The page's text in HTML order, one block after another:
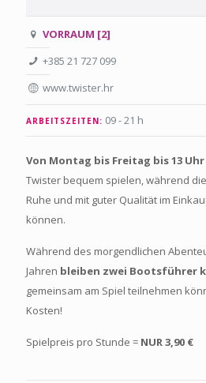
VORRAUM [2]
+385 21 727 099
www.twister.hr
ARBEITSZEITEN: 09 - 21 h
Von Montag bis Freitag bis 13 Uhr
Twister bequem spielen, während
Ruhe und mit guter Qualität im
können.
Während des morgendlichen
Jahren bleiben zwei Bootsführer
gemeinsam am Spiel teilnehmen
Kosten!
Spielpreis pro Stunde = NUR 3,90 €